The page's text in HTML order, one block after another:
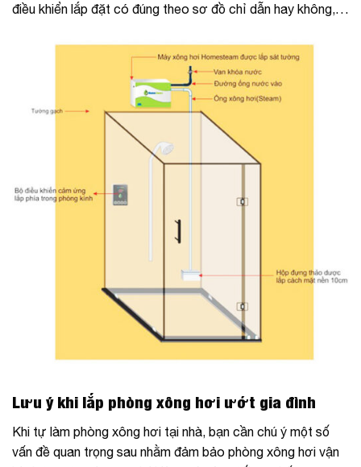
điều khiển lắp đặt có đúng theo sơ đồ chỉ dẫn hay không,…
Lưu ý khi lắp phòng xông hơi ướt gia đình
Khi tự làm phòng xông hơi tại nhà, bạn cần chú ý một số
vấn đề quan trọng sau nhằm đảm bảo phòng xông hơi vận